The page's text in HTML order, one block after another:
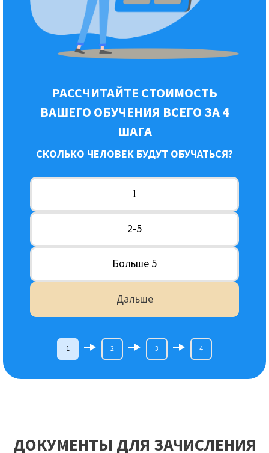
РАССЧИТАЙТЕ СТОИМОСТЬ
ВАШЕГО ОБУЧЕНИЯ ВСЕГО ЗА 4
ШАГА
СКОЛЬКО ЧЕЛОВЕК БУДУТ ОБУЧАТЬСЯ?
1
2-5
Больше 5
Дальше
1 2 3 4
ДОКУМЕНТЫ ДЛЯ ЗАЧИСЛЕНИЯ